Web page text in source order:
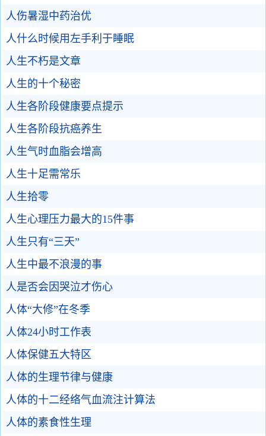
人伤暑湿中药治优
人什么时候用左手利于睡眠
人生不朽是文章
人生的十个秘密
人生各阶段健康要点提示
人生各阶段抗癌养生
人生气时血脂会增高
人生十足需常乐
人生拾零
人生心理压力最大的15件事
人生只有“三天”
人生中最不浪漫的事
人是否会因哭泣才伤心
人体“大修”在冬季
人体24小时工作表
人体保健五大特区
人体的生理节律与健康
人体的十二经络气血流注计算法
人体的素食性生理